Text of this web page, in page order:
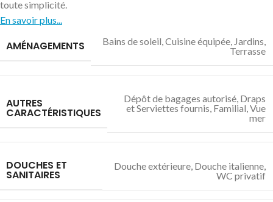
toute simplicité.
En savoir plus...
AMÉNAGEMENTS Bains de soleil,Cuisine équipée, Jardins,
Terrasse
AUTRES
CARACTÉRISTIQUES
Dépôt de bagages autorisé, Draps
et Serviettes fournis, Familial,Vue
mer
DOUCHES ET
SANITAIRES
Douche extérieure, Douche italienne,
WC privatif